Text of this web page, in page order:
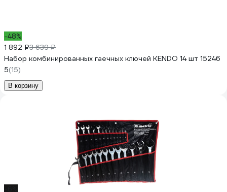
-48%
1 892 ₽3 639 ₽
Набор комбинированных гаечных ключей KENDO 14 шт 15246
5(15)
В корзину